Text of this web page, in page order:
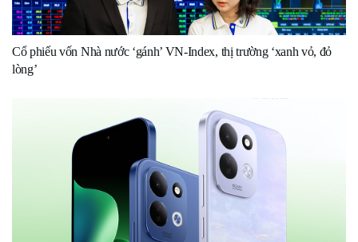
Cổ phiếu vốn Nhà nước ‘gánh’ VN-Index, thị trường ‘xanh vỏ, đỏ
lòng’